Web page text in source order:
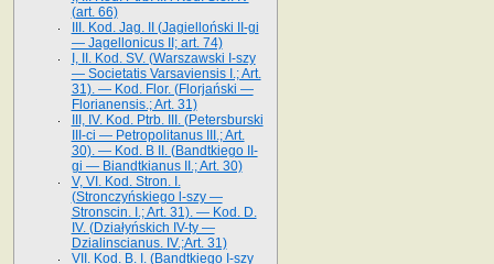
(art. 66)
III. Kod. Jag. II (Jagielloński II-gi
— Jagellonicus II; art. 74)
I, II. Kod. SV. (Warszawski I-szy
— Societatis Varsaviensis I.; Art.
31). — Kod. Flor. (Florjański —
Florianensis.; Art. 31)
III, IV. Kod. Ptrb. III. (Petersburski
III-ci — Petropolitanus III.; Art.
30). — Kod. B II. (Bandtkiego II-
gi — Biandtkianus II.; Art. 30)
V, VI. Kod. Stron. I.
(Stronczyńskiego l-szy —
Stronscin. I.; Art. 31). — Kod. D.
IV. (Działyńskich IV-ty —
Dzialinscianus. IV.;Art. 31)
VII. Kod. B. I. (Bandtkiego I-szy